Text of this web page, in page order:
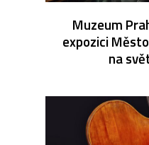
Muzeum
expozici
na